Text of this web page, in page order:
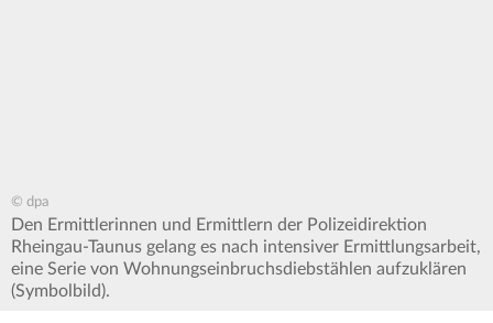
© dpa
Den Ermittlerinnen und Ermittlern der Polizeidirektion
Rheingau-Taunus gelang es nach intensiver Ermittlungsarbeit,
eine Serie von Wohnungseinbruchsdiebstählen aufzuklären
(Symbolbild).